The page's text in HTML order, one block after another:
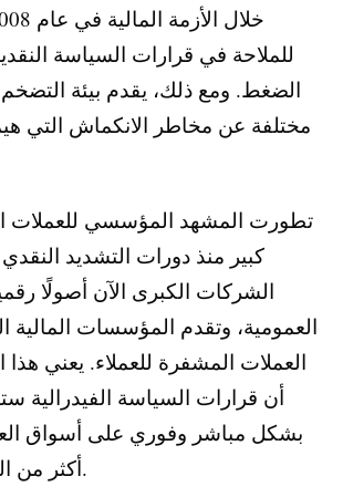
للملاحة في قرارات السياسة
الضغط. ومع ذلك، يقدم بيئة التضخم
مختلفة عن مخاطر الانكماش التي
تطورت المشهد المؤسسي للعملات
كبير منذ دورات التشديد
الشركات الكبرى الآن أصولًا
العمومية، وتقدم المؤسسات المالية
العملات المشفرة للعملاء. يعني هذا
أن قرارات السياسة الفيدرالية
بشكل مباشر وفوري على أسواق
أكثر من الدورات السابقة.